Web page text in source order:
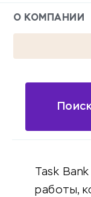
О КОМПАНИИ
Task
работы,